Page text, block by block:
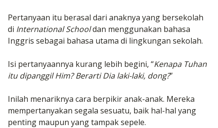
Pertanyaan itu berasal dari anaknya yang bersekolah
di International Schooldan menggunakan bahasa
Inggris sebagai bahasa utama di lingkungan sekolah.
Isi pertanyaannya kurang lebih begini, “Kenapa Tuhan
itu dipanggil Him? Berarti Dia laki-laki, dong?”
Inilah menariknya cara berpikir anak-anak. Mereka
mempertanyakan segala sesuatu, baik hal-hal yang
penting maupun yang tampak sepele.